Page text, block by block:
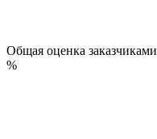
Общая оценка заказчиками
%